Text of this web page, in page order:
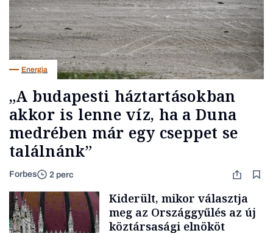
Energia
„A budapesti háztartásokban
akkor is lenne víz, ha a Duna
medrében már egy cseppet se
találnánk”
Forbes 2 perc
Kiderült, mikor választja
meg az Országgyűlés az új
köztársasági elnököt